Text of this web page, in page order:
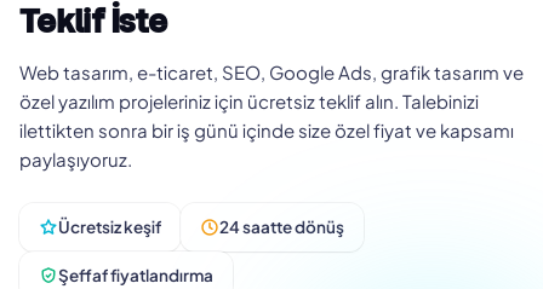
Teklif İste
Web tasarım, e-ticaret, SEO, Google Ads, grafik tasarım ve
özel yazılım projeleriniz için ücretsiz teklif alın. Talebinizi
ilettikten sonra bir iş günü içinde size özel fiyat ve kapsamı
paylaşıyoruz.
Ücretsiz keşif 24 saatte dönüş
Şeffaf fiyatlandırma